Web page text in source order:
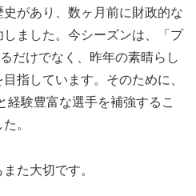
があり、数ヶ月前に財政的な
ました。今シーズンは、「プ
だけでなく、昨年の素晴らし
指しています。そのために、
経験豊富な選手を補強するこ
。
た大切です。